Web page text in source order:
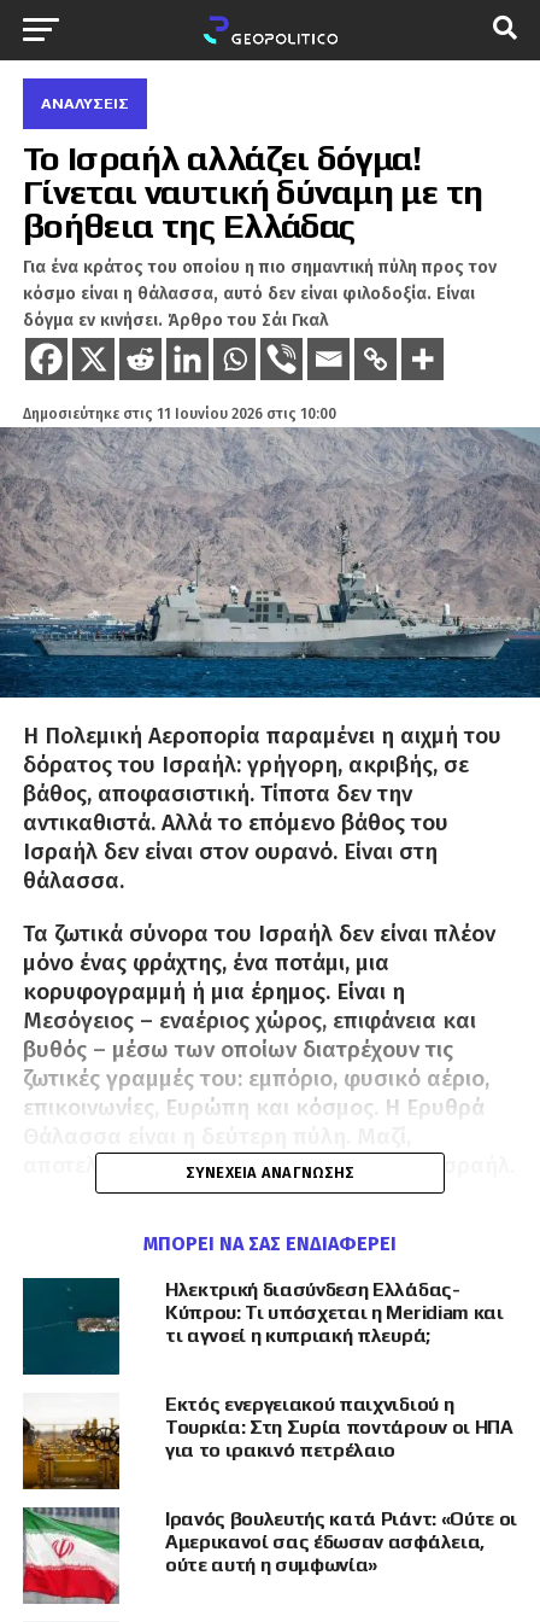
ΑΝΑΛΎΣΕΙΣ
Το Ισραήλ αλλάζει δόγμα!
Γίνεται ναυτική δύναμη με τη
βοήθεια της Ελλάδας
Για ένα κράτος του οποίου η πιο σημαντική πύλη προς τον
κόσμο είναι η θάλασσα, αυτό δεν είναι φιλοδοξία. Είναι
δόγμα εν κινήσει. Άρθρο του Σάι Γκαλ
Δημοσιεύτηκε στις 11 Ιουνίου 2026 στις 10:00
Η Πολεμική Αεροπορία παραμένει η αιχμή του
δόρατος του Ισραήλ: γρήγορη, ακριβής, σε
βάθος, αποφασιστική. Τίποτα δεν την
αντικαθιστά. Αλλά το επόμενο βάθος του
Ισραήλ δεν είναι στον ουρανό. Είναι στη
θάλασσα.
Τα ζωτικά σύνορα του Ισραήλ δεν είναι πλέον
μόνο ένας φράχτης, ένα ποτάμι, μια
κορυφογραμμή ή μια έρημος. Είναι η
Μεσόγειος – εναέριος χώρος, επιφάνεια και
βυθός – μέσω των οποίων διατρέχουν τις
ζωτικές γραμμές του: εμπόριο, φυσικό αέριο,
επικοινωνίες, Ευρώπη και κόσμος. Η Ερυθρά
αποτελούν τη θαλάσσια περίμετρο του Ισραήλ.
ακτές, τα λιμάνια και τις προσεγγίσεις,
εμπόδιζε την διείσδυση στη Γάζα, εξασφάλιζε
φυσικό αέριο στην ανοιχτή θάλασσα,
συντηρούσε τον βραχίονα των υποβρυχίων,
υποστήριζε επιχειρήσεις στην ξηρά και
επεκτεινόταν νότια όταν η απειλή
μετακινούνταν. Το Sa’ar 6 μετέτρεψε έναν
μικρό στόλο σε ένα πολυεπίπεδο πλέγμα
μάχης: Ναυτικό Σιδερένιο Θόλο, συστήματα
Barak, προηγμένους αισθητήρες, Ηλεκτρονικό
Πόλεμο (EW), ικανότητα ελικοπτέρων και
ισραηλινή ενσωμάτωση. Η παλιά αποστολή δεν
απέτυχε. Τελείωσε.
ΣΥΝΈΧΕΙΑ ΑΝΆΓΝΩΣΗΣ
ΜΠΟΡΕΊ ΝΑ ΣΑΣ ΕΝΔΙΑΦΈΡΕΙ
Ηλεκτρική διασύνδεση Ελλάδας-
Κύπρου: Τι υπόσχεται η Meridiam και
τι αγνοεί η κυπριακή πλευρά;
Εκτός ενεργειακού παιχνιδιού η
Τουρκία: Στη Συρία ποντάρουν οι ΗΠΑ
για το ιρακινό πετρέλαιο
Ιρανός βουλευτής κατά Ριάντ: «Ούτε οι
Αμερικανοί σας έδωσαν ασφάλεια,
ούτε αυτή η συμφωνία»